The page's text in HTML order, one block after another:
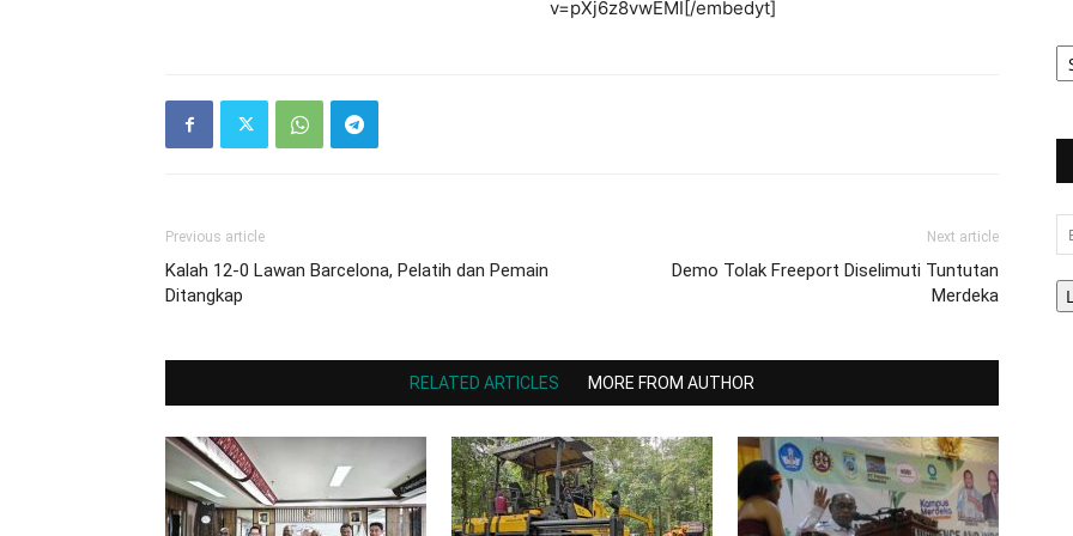
v=pXj6z8vwEMI[/embedyt]
Previous article
Kalah 12-0 Lawan Barcelona, Pelatih dan Pemain
Ditangkap
Next article
Demo Tolak Freeport Diselimuti Tuntutan
Merdeka
RELATED ARTICLES MORE FROM AUTHOR